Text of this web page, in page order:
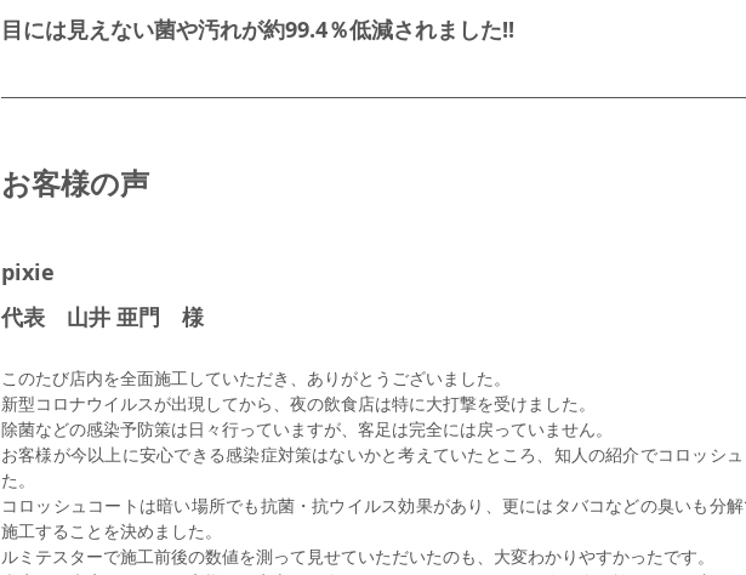
目には見えない菌や汚れが約99.4％低減されました!!
お客様の声
pixie
代表　山井 亜門　様
このたび店内を全面施工していただき、ありがとうございました。
新型コロナウイルスが出現してから、夜の飲食店は特に大打撃を受けました。
除菌などの感染予防策は日々行っていますが、客足は完全には戻っていません。
お客様が今以上に安心できる感染症対策はないかと考えていたところ、知人の紹介でコロッシ
た。
コロッシュコートは暗い場所でも抗菌・抗ウイルス効果があり、更にはタバコなどの臭いも分
施工することを決めました。
ルミテスターで施工前後の数値を測って見せていただいたのも、大変わかりやすかったです。